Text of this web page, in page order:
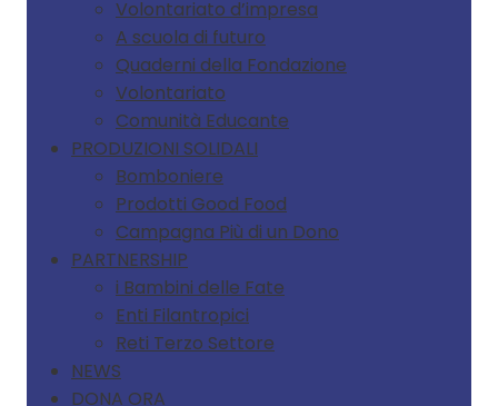
Volontariato d’impresa
A scuola di futuro
Quaderni della Fondazione
Volontariato
Comunità Educante
PRODUZIONI SOLIDALI
Bomboniere
Prodotti Good Food
Campagna Più di un Dono
PARTNERSHIP
i Bambini delle Fate
Enti Filantropici
Reti Terzo Settore
NEWS
DONA ORA